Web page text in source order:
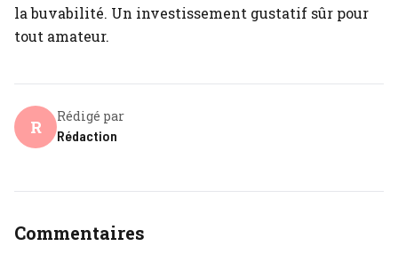
la buvabilité. Un investissement gustatif sûr pour
tout amateur.
R
Rédigé par
Rédaction
Commentaires